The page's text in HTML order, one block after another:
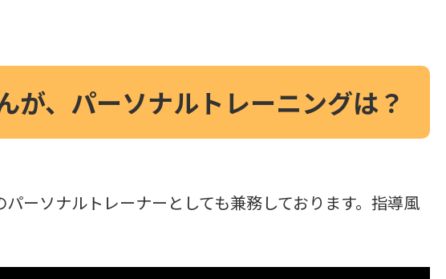
が、パーソナルトレーニングは？
ーソナルトレーナーとしても兼務しております。指導風